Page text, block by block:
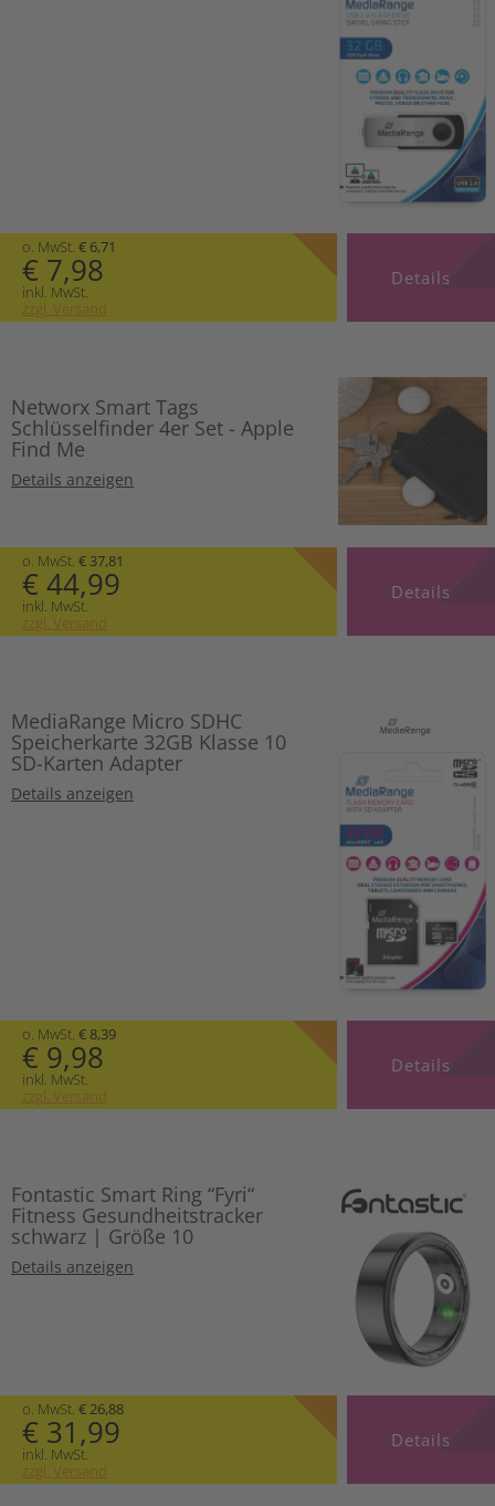
o. MwSt. € 6,71
€ 7,98
inkl. MwSt.
zzgl. Versand
Details
Networx Smart Tags
Schlüsselfinder 4er Set - Apple
Find Me
Details anzeigen
o. MwSt. € 37,81
€ 44,99
inkl. MwSt.
zzgl. Versand
Details
MediaRange Micro SDHC
Speicherkarte 32GB Klasse 10
SD-Karten Adapter
Details anzeigen
o. MwSt. € 8,39
€ 9,98
inkl. MwSt.
zzgl. Versand
Details
Fontastic Smart Ring “Fyri“
Fitness Gesundheitstracker
schwarz | Größe 10
Details anzeigen
o. MwSt. € 26,88
€ 31,99
inkl. MwSt.
zzgl. Versand
Details